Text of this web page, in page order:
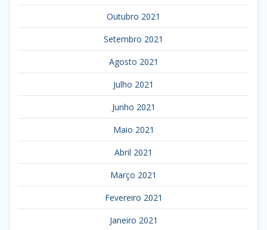
Outubro 2021
Setembro 2021
Agosto 2021
Julho 2021
Junho 2021
Maio 2021
Abril 2021
Março 2021
Fevereiro 2021
Janeiro 2021